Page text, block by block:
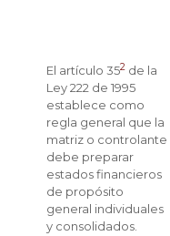
El artículo 352 de la
Ley 222 de 1995
establece como
regla general que la
matriz o controlante
debe preparar
estados financieros
de propósito
general individuales
y consolidados.